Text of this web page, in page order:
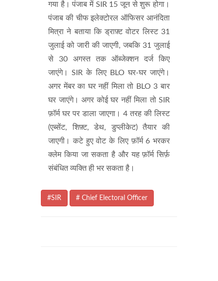
गया है। पंजाब में SIR 15 जून से शुरू होगा।
पंजाब की चीफ इलेक्टोरल ऑफिसर आनंदिता
मित्रा ने बताया कि ड्राफ़्ट वोटर लिस्ट 31
जुलाई को जारी की जाएगी, जबकि 31 जुलाई
से 30 अगस्त तक ऑब्जेक्शन दर्ज किए
जाएंगे। SIR के लिए BLO घर-घर जाएंगे।
अगर मेंबर का घर नहीं मिला तो BLO 3 बार
घर जाएंगे। अगर कोई घर नहीं मिला तो SIR
फ़ॉर्म घर पर डाला जाएगा। 4 तरह की लिस्ट
(एब्सेंट, शिफ़्ट, डेथ, डुप्लीकेट) तैयार की
जाएगी। कटे हुए वोट के लिए फ़ॉर्म 6 भरकर
क्लेम किया जा सकता है और यह फ़ॉर्म सिर्फ़
संबंधित व्यक्ति ही भर सकता है।
#SIR # Chief Electoral Officer